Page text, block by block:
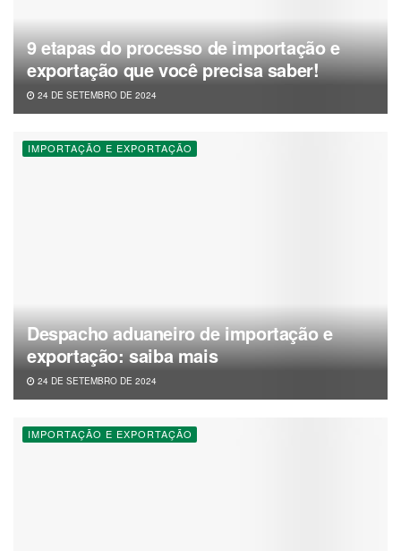
9 etapas do processo de importação e
exportação que você precisa saber!
24 DE SETEMBRO DE 2024
IMPORTAÇÃO E EXPORTAÇÃO
Despacho aduaneiro de importação e
exportação: saiba mais
24 DE SETEMBRO DE 2024
IMPORTAÇÃO E EXPORTAÇÃO